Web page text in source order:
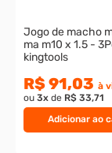
Adicionar ao
Jogo de macho
ma m10 x 1.5 -
kingtools
R$ 91,03 à
ou 3x de R$ 33,71